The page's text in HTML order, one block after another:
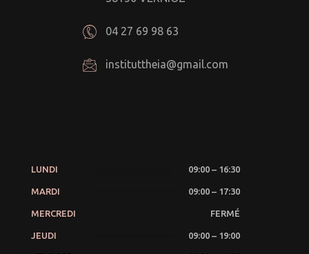
04 27 69 98 63
instituttheia@gmail.com
LUNDI 09:00 – 16:30
MARDI 09:00 – 17:30
MERCREDI FERMÉ
JEUDI 09:00 – 19:00